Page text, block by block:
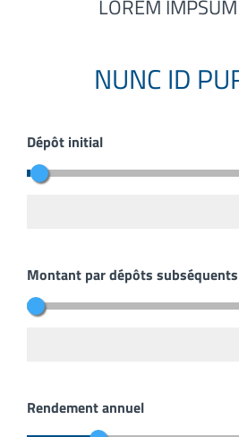
LOREM
NUNC ID
Dépôt initial
Montant par dépôts subséquents
Rendement annuel